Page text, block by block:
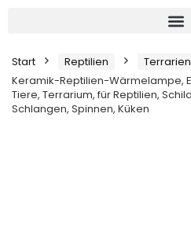
Start Reptilien
Keramik-Reptilien-Wärmelampe,
Tiere, Terrarium, für Reptilien,
Schlangen, Spinnen, Küken